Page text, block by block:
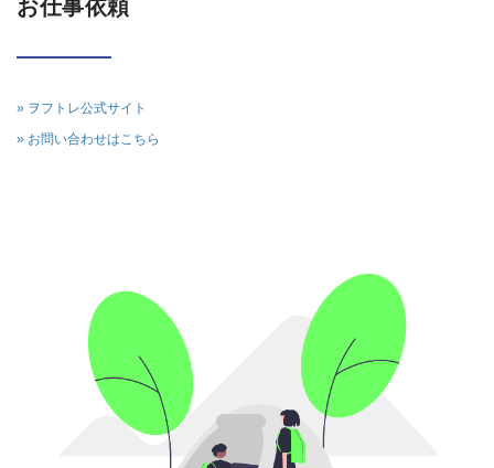
お仕事依頼
» ヲフトレ公式サイト
» お問い合わせはこちら